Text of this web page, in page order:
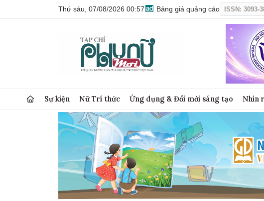
Thứ sáu, 07/08/2026 00:57 Bảng giá quảng cáo ISSN: 3093-
Sự kiện Nữ Trí thức Ứng dụng & Đổi mới sáng tạo Nhìn